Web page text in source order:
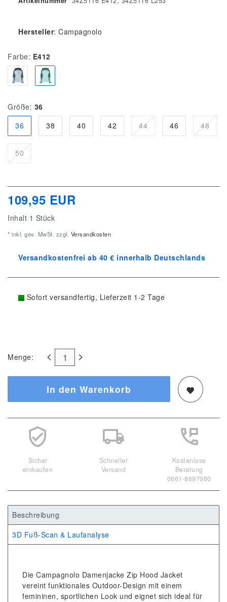
Hersteller: Campagnolo
Farbe: E412
Größe: 36
36
38 40 42 44 46 48
50
109,95 EUR
Inhalt 1 Stück
* inkl. ges. MwSt. zzgl. Versandkosten
Versandkostenfrei ab 40 € innerhalb Deutschlands
Sofort versandfertig, Lieferzeit 1-2 Tage
Menge:
In den Warenkorb
Sicher
einkaufen
Schneller
Versand
Kostenlose
Beratung
0661-8697980
Beschreibung
3D Fuß-Scan & Laufanalyse
Die Campagnolo Damenjacke Zip Hood Jacket
vereint funktionales Outdoor-Design mit einem
femininen, sportlichen Look und eignet sich ideal für